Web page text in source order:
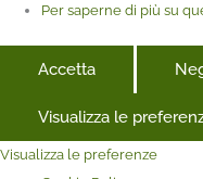
Per saperne di più su
Accetta
Visualizza le
Visualizza le preferenze